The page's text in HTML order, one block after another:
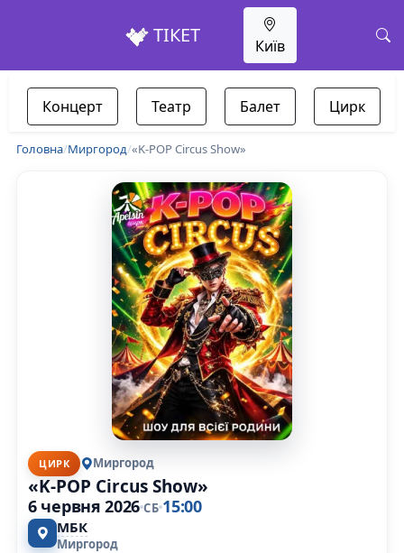
ТІКЕТ Київ
Концерт Театр Балет Цирк
Головна/Миргород/«K-POP Circus Show»
ЦИРК Миргород
«K-POP Circus Show»
6 червня 2026 СБ 15:00
МБК
Миргород